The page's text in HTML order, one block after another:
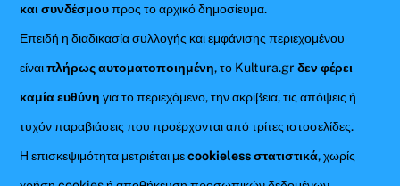
και συνδέσμουπρος το αρχικό δημοσίευμα.
Επειδή η διαδικασία συλλογής και εμφάνισης περιεχομένου
είναιπλήρως αυτοματοποιημένη, το Kultura.grδεν φέρει
καμία ευθύνη για το περιεχόμενο, την ακρίβεια, τις απόψεις ή
τυχόν παραβιάσεις που προέρχονται από τρίτες ιστοσελίδες.
Η επισκεψιμότητα μετριέται μεcookieless στατιστικά, χωρίς